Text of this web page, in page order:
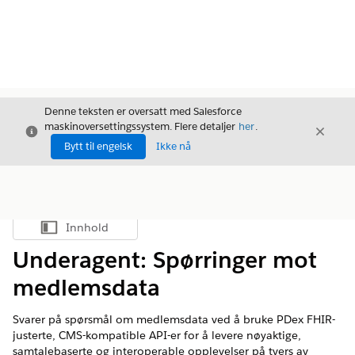
Avslutt
Denne teksten er oversatt med Salesforce
maskinoversettingssystem. Flere detaljer her.
Bytt til engelsk
Ikke nå
Avslutt
Vis innholdsfortegnelse
Innhold
Underagent: Spørringer mot
medlemsdata
Svarer på spørsmål om medlemsdata ved å bruke PDex FHIR-
justerte, CMS-kompatible API-er for å levere nøyaktige,
samtalebaserte og interoperable opplevelser på tvers av